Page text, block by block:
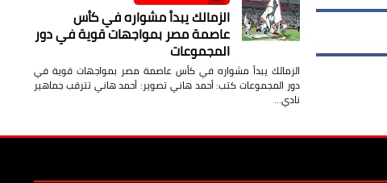
الزمالك يبدأ مشواره في كأس
عاصمة مصر بمواجهات قوية في دور
المجموعات
الزمالك يبدأ مشواره في كأس عاصمة مصر بمواجهات قوية في
دور المجموعات كتب: أحمد هاني تصوير: أحمد هاني تترقب جماهير
نادي…